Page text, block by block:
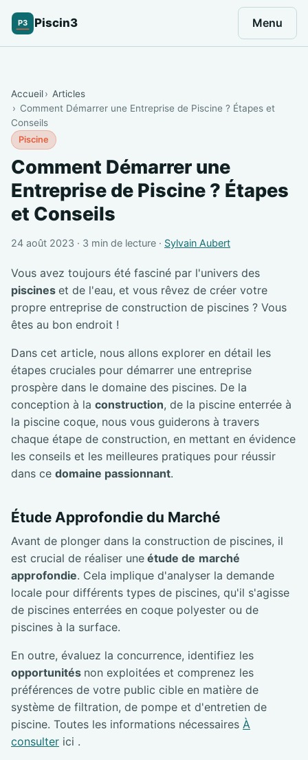
P3 Piscin3 Menu
Accueil
Articles
Comment Démarrer une Entreprise de Piscine ? Étapes et
Conseils
Piscine
Comment Démarrer une
Entreprise de Piscine ? Étapes
et Conseils
24 août 2023 · 3 min de lecture · Sylvain Aubert
Vous avez toujours été fasciné par l'univers des
piscines et de l'eau, et vous rêvez de créer votre
propre entreprise de construction de piscines ? Vous
êtes au bon endroit !
Dans cet article, nous allons explorer en détail les
étapes cruciales pour démarrer une entreprise
prospère dans le domaine des piscines. De la
conception à la construction, de la piscine enterrée à
la piscine coque, nous vous guiderons à travers
chaque étape de construction, en mettant en évidence
les conseils et les meilleures pratiques pour réussir
dans ce domaine passionnant.
Étude Approfondie du Marché
Avant de plonger dans la construction de piscines, il
est crucial de réaliser une étude de marché
approfondie. Cela implique d'analyser la demande
locale pour différents types de piscines, qu'il s'agisse
de piscines enterrées en coque polyester ou de
piscines à la surface.
En outre, évaluez la concurrence, identifiez les
opportunités non exploitées et comprenez les
préférences de votre public cible en matière de
système de filtration, de pompe et d'entretien de
piscine. Toutes les informations nécessaires À
consulter ici .